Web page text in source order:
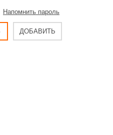
Напомнить пароль
ДОБАВИТЬ